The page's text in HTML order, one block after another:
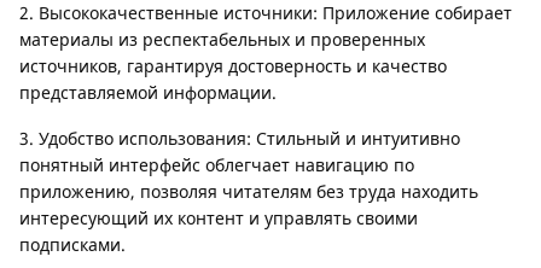
2. Высококачественные источники: Приложение собирает
материалы из респектабельных и проверенных
источников, гарантируя достоверность и качество
представляемой информации.
3. Удобство использования: Стильный и интуитивно
понятный интерфейс облегчает навигацию по
приложению, позволяя читателям без труда находить
интересующий их контент и управлять своими
подписками.